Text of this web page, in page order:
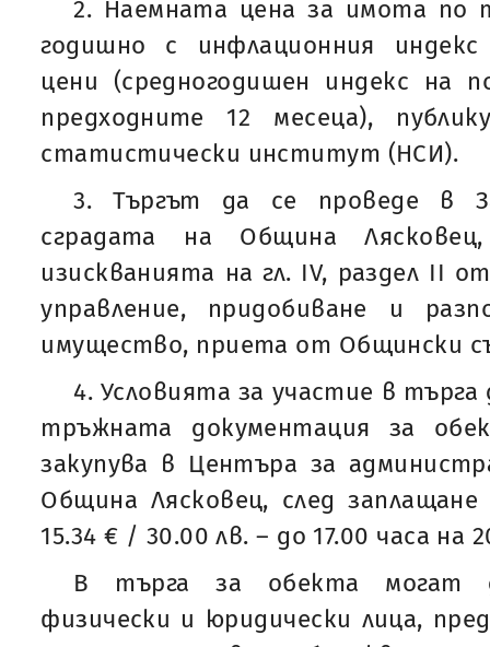
2. Наемната цена за имота по
годишно с инфлационния
цени (средногодишен индекс на
предходните 12 месеца),
статистически институт (НСИ).
3. Търгът да се проведе в
сградата на Община
изискванията на гл. IV, раздел II
управление, придобиване и
имущество, приета от Общински
4. Условията за участие в
тръжната документация за
закупува в Центъра за
Община Лясковец, след
15.34 € / 30.00 лв. – до 17.00 часа на
В търга за обекта могат
физически и юридически лица,